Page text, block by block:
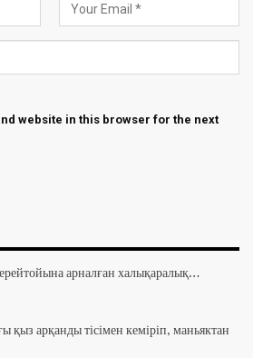
website in this browser for the next
арналған халықаралық…
қыз арқанды тісімен кеміріп, маньяктан